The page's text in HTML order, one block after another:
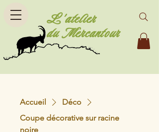
L'atelier
du Mercantour
Accueil
Déco
Coupe décorative sur racine
noire